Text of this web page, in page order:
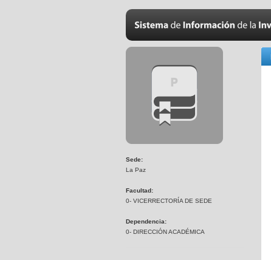
Sede:
La Paz
Facultad:
0- VICERRECTORÍA DE SEDE
Dependencia:
0- DIRECCIÓN ACADÉMICA